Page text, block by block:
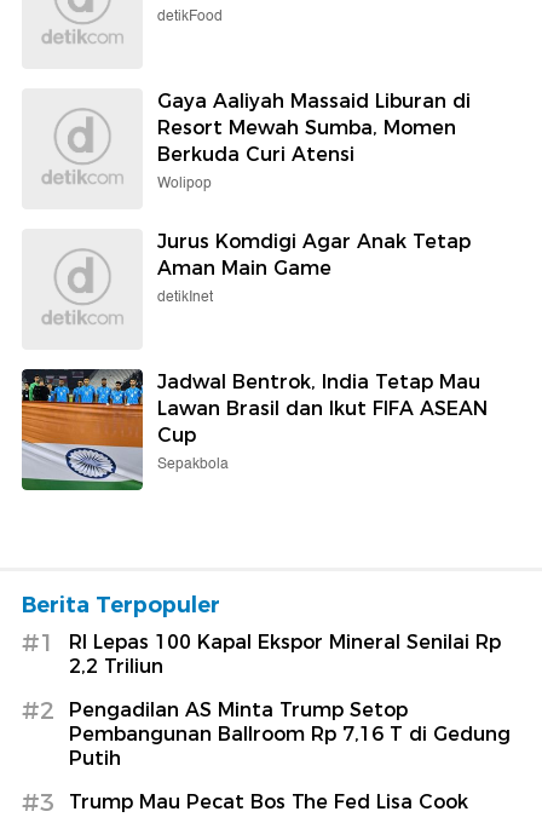
detikFood
Gaya Aaliyah Massaid Liburan di
Resort Mewah Sumba, Momen
Berkuda Curi Atensi
Wolipop
Jurus Komdigi Agar Anak Tetap
Aman Main Game
detikInet
Jadwal Bentrok, India Tetap Mau
Lawan Brasil dan Ikut FIFA ASEAN
Cup
Sepakbola
Berita Terpopuler
#1
RI Lepas 100 Kapal Ekspor Mineral Senilai Rp
2,2 Triliun
#2
Pengadilan AS Minta Trump Setop
Pembangunan Ballroom Rp 7,16 T di Gedung
Putih
#3 Trump Mau Pecat Bos The Fed Lisa Cook